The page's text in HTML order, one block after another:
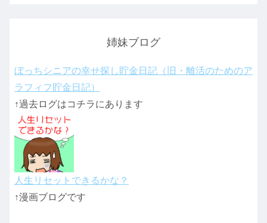
姉妹ブログ
ぼっちシニアの幸せ探し貯金日記（旧・離活のためのア
ラフィフ貯金日記）
↑過去ログはコチラにあります
人生リセットできるかな？
↑漫画ブログです